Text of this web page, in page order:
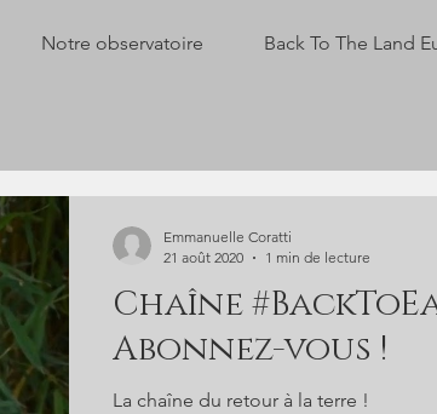
Notre observatoire Back To The Land
Chaîne
Abonnez-vous !
La chaîne du retour à la terre !
Emmanuelle Coratti
21 août 2020
1 min de lecture